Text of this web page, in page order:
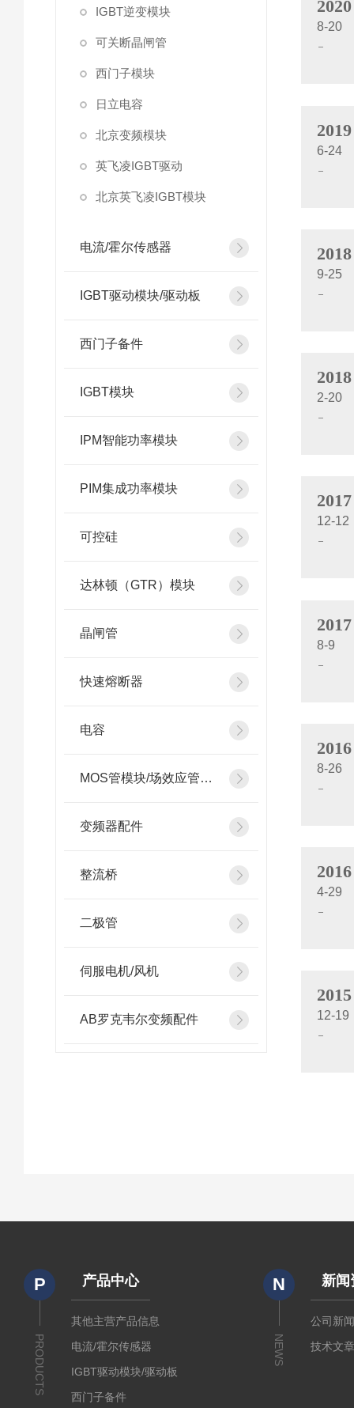
IGBT逆变模块
可关断晶闸管
西门子模块
日立电容
北京变频模块
英飞凌IGBT驱动
北京英飞凌IGBT模块
电流/霍尔传感器
IGBT驱动模块/驱动板
西门子备件
IGBT模块
IPM智能功率模块
PIM集成功率模块
可控硅
达林顿（GTR）模块
晶闸管
快速熔断器
电容
MOS管模块/场效应管模块
变频器配件
整流桥
二极管
伺服电机/风机
AB罗克韦尔变频配件
2020
8-20
2019
6-24
2018
9-25
2018
2-20
2017
12-12
2017
8-9
2016
8-26
2016
4-29
2015
12-19
P
PRODUCTS
产品中心
其他主营产品信息
电流/霍尔传感器
IGBT驱动模块/驱动板
西门子备件
N
NEWS
新闻
公司新
技术文